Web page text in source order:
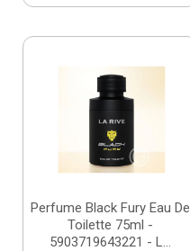
Perfume Black Fury Eau De
Toilette 75ml -
5903719643221 - L...